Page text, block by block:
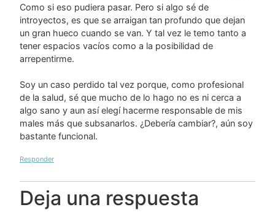
Como si eso pudiera pasar. Pero si algo sé de
introyectos, es que se arraigan tan profundo que dejan
un gran hueco cuando se van. Y tal vez le temo tanto a
tener espacios vacíos como a la posibilidad de
arrepentirme.
Soy un caso perdido tal vez porque, como profesional
de la salud, sé que mucho de lo hago no es ni cerca a
algo sano y aun así elegí hacerme responsable de mis
males más que subsanarlos. ¿Debería cambiar?, aún soy
bastante funcional.
Responder
Deja una respuesta